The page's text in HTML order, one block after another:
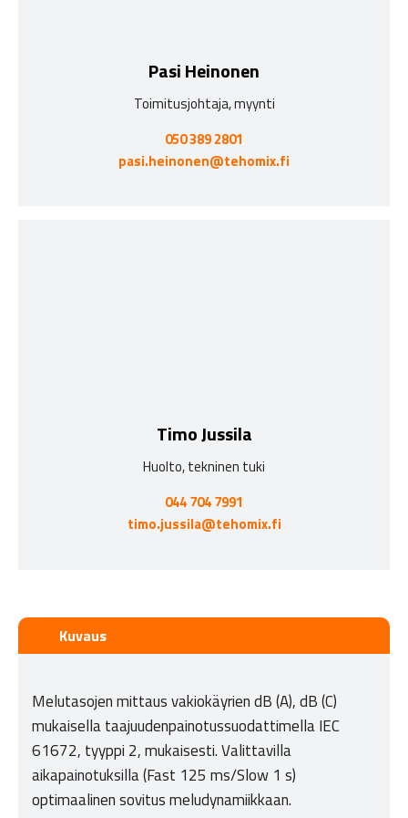
Pasi Heinonen
Toimitusjohtaja, myynti
050 389 2801
pasi.heinonen@tehomix.fi
Timo Jussila
Huolto, tekninen tuki
044 704 7991
timo.jussila@tehomix.fi
Kuvaus
Melutasojen mittaus vakiokäyrien dB (A), dB (C)
mukaisella taajuudenpainotussuodattimella IEC
61672, tyyppi 2, mukaisesti. Valittavilla
aikapainotuksilla (Fast 125 ms/Slow 1 s)
optimaalinen sovitus meludynamiikkaan.